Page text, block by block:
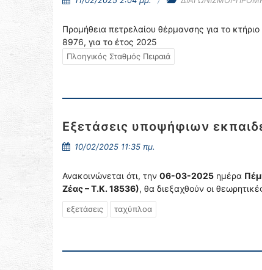
Προμήθεια πετρελαίου θέρμανσης για το
8976, για το έτος 2025
Πλοηγικός Σταθμός Πειραιά
Εξετάσεις υποψήφιων
10/02/2025 11:35 πμ.
Ανακοινώνεται ότι, την 06-03-2025 ημέρα
Ζέας – Τ.Κ. 18536), θα διεξαχθούν οι
εξετάσεις ταχύπλοα